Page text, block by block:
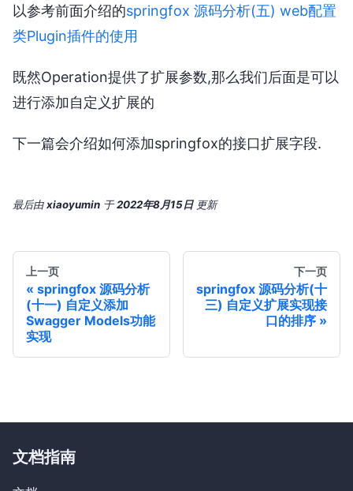
以参考前面介绍的springfox 源码分析(五) web配置
类Plugin插件的使用
既然Operation提供了扩展参数,那么我们后面是可以
进行添加自定义扩展的
下一篇会介绍如何添加springfox的接口扩展字段.
最后由xiaoyumin 于2022年8月15日 更新
上一页
springfox 源码分析
(十一) 自定义添加
Swagger Models功能
实现
下一页
springfox 源码分析(十
三) 自定义扩展实现接
口的排序
文档指南